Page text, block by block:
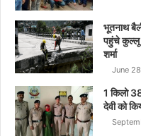
भूतनाथ
पहुंचे कुल्लू
शर्मा
June
1 किलो
देवी को